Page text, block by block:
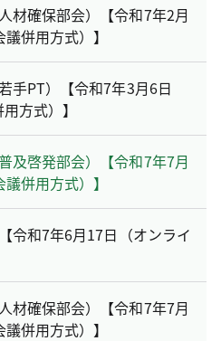
確保部会）【令和7年2月
併用方式）】
PT）【令和7年3月6日
方式）】
啓発部会）【令和7年7月
併用方式）】
和7年6月17日（オンライ
確保部会）【令和7年7月
併用方式）】